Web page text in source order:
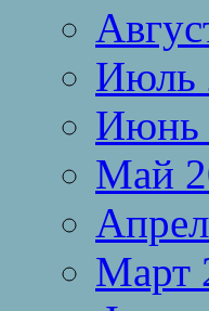
Июль
Июнь
Май
Март